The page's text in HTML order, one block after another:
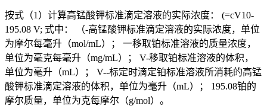
按式（1）计算高锰酸钾标准滴定溶液的实际浓度： (=cV10-
195.08 V; 式中： （-高锰酸钾标准滴定溶液的实际浓度，单位
为摩尔每毫升（mol/mL）； 一移取铂标准溶液的质量浓度，
单位为毫克每毫升（mg/mL）； V-移取铂标准溶液的体积，
单位为毫升（mL）； V--标定时滴定铂标准溶液所消耗的高锰
酸钾标准滴定溶液的体积，单位为毫升（mL）； 195.08铂的
摩尔质量，单位为克每摩尔（g/mol）。